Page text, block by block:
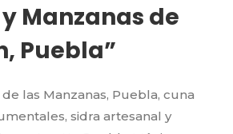
Manzanas de
Puebla”
las Manzanas, Puebla, cuna
sidra artesanal y